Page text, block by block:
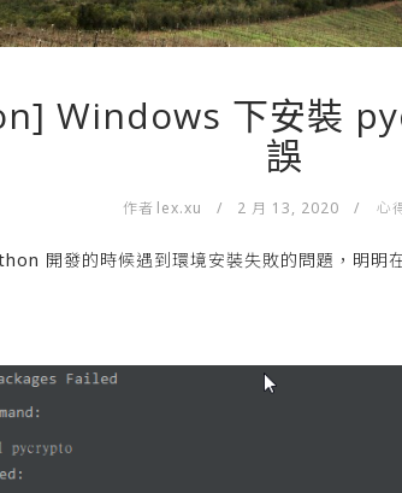
Windows 下安裝
誤
作者 lex.xu / 2 月 13, 2020 / 心
開發的時候遇到環境安裝失敗的問題，明明